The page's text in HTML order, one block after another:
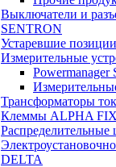
Выключатели и
SENTRON
Устаревшие позиции
Измерительные
Powermanager
Трансформаторы
Клеммы ALPHA FIX
DELTA